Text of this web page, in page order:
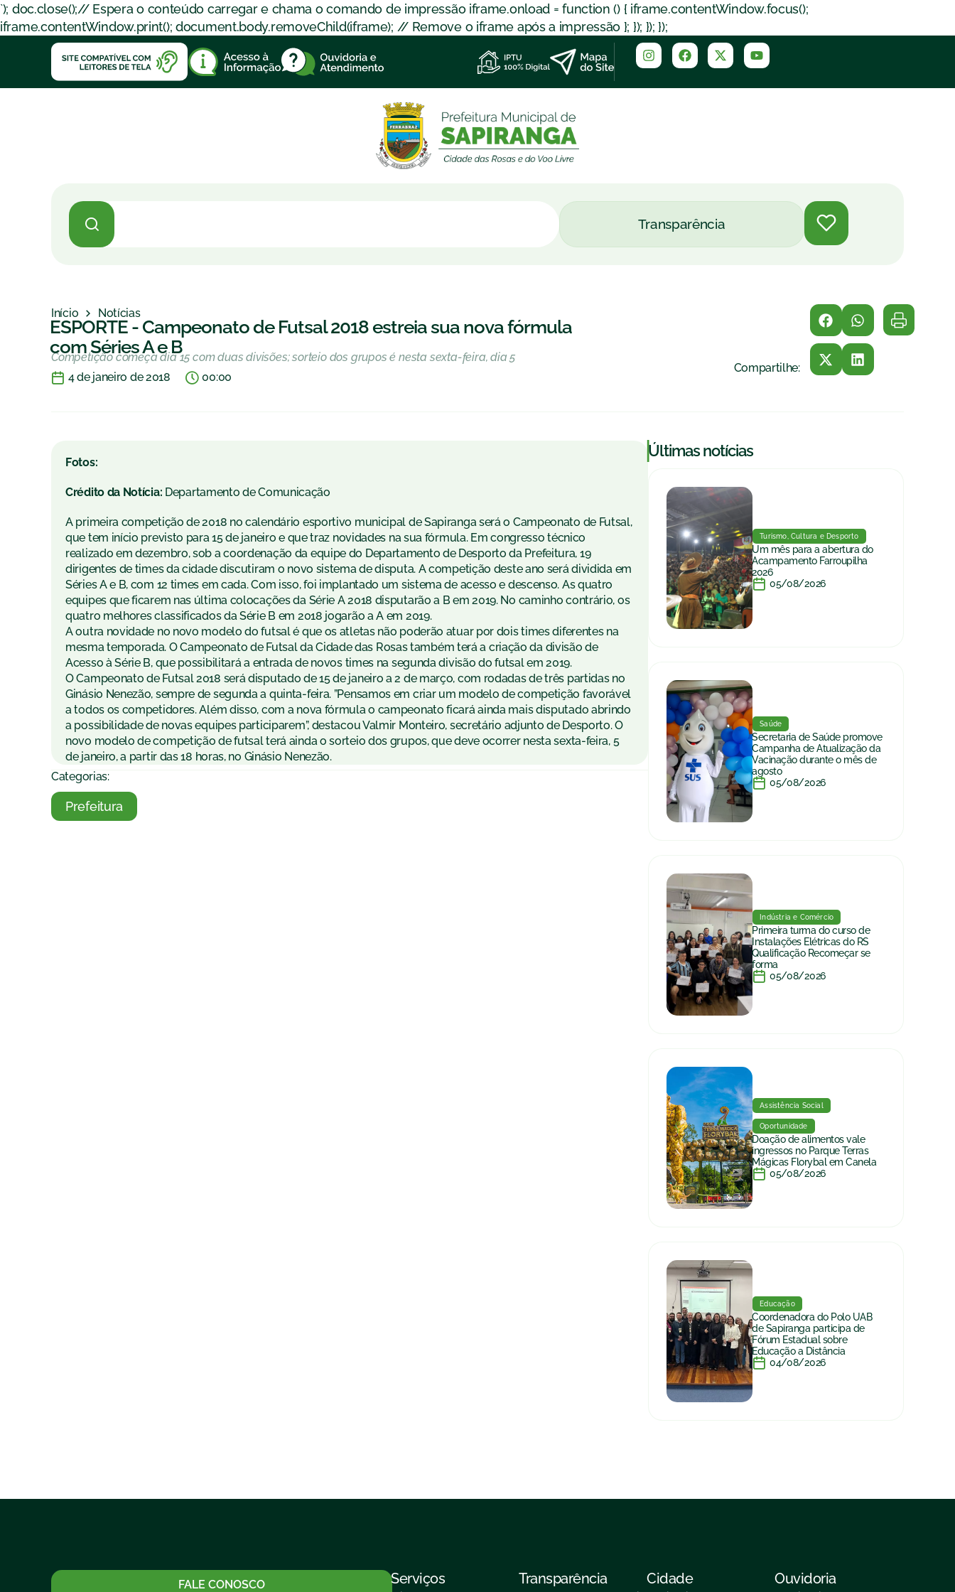
`); doc.close();// Espera o conteúdo carregar e chama o comando de impressão iframe.onload = function () { iframe.contentWindow.focus();
iframe.contentWindow.print(); document.body.removeChild(iframe); // Remove o iframe após a impressão }; }); }); });
Transparência
Início Notícias
ESPORTE - Campeonato de Futsal 2018 estreia sua nova fórmula
com Séries A e B
Competição começa dia 15 com duas divisões; sorteio dos grupos é nesta sexta-feira, dia 5
4 de janeiro de 2018
00:00
Compartilhe:
Fotos:
Crédito da Notícia: Departamento de Comunicação
A primeira competição de 2018 no calendário esportivo municipal de Sapiranga será o Campeonato de Futsal,
que tem início previsto para 15 de janeiro e que traz novidades na sua fórmula. Em congresso técnico
realizado em dezembro, sob a coordenação da equipe do Departamento de Desporto da Prefeitura, 19
dirigentes de times da cidade discutiram o novo sistema de disputa. A competição deste ano será dividida em
Séries A e B, com 12 times em cada. Com isso, foi implantado um sistema de acesso e descenso. As quatro
equipes que ficarem nas última colocações da Série A 2018 disputarão a B em 2019. No caminho contrário, os
quatro melhores classificados da Série B em 2018 jogarão a A em 2019.
A outra novidade no novo modelo do futsal é que os atletas não poderão atuar por dois times diferentes na
mesma temporada. O Campeonato de Futsal da Cidade das Rosas também terá a criação da divisão de
Acesso à Série B, que possibilitará a entrada de novos times na segunda divisão do futsal em 2019.
O Campeonato de Futsal 2018 será disputado de 15 de janeiro a 2 de março, com rodadas de três partidas no
Ginásio Nenezão, sempre de segunda a quinta-feira. ”Pensamos em criar um modelo de competição favorável
a todos os competidores. Além disso, com a nova fórmula o campeonato ficará ainda mais disputado abrindo
a possibilidade de novas equipes participarem”, destacou Valmir Monteiro, secretário adjunto de Desporto. O
novo modelo de competição de futsal terá ainda o sorteio dos grupos, que deve ocorrer nesta sexta-feira, 5
de janeiro, a partir das 18 horas, no Ginásio Nenezão.
Categorias:
Prefeitura
|Últimas notícias
Turismo, Cultura e Desporto
Um mês para a abertura do
Acampamento Farroupilha
2026
05/08/2026
Saúde
Secretaria de Saúde promove
Campanha de Atualização da
Vacinação durante o mês de
agosto
05/08/2026
Indústria e Comércio
Primeira turma do curso de
Instalações Elétricas do RS
Qualificação Recomeçar se
forma
05/08/2026
Assistência Social
Oportunidade
Doação de alimentos vale
ingressos no Parque Terras
Mágicas Florybal em Canela
05/08/2026
Educação
Coordenadora do Polo UAB
de Sapiranga participa de
Fórum Estadual sobre
Educação a Distância
04/08/2026
FALE CONOSCO Serviços Transparência Cidade Ouvidoria